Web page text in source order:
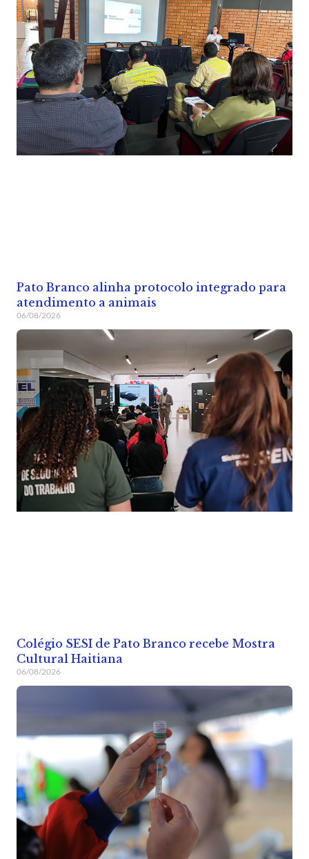
Pato Branco alinha protocolo integrado para
atendimento a animais
06/08/2026
Colégio SESI de Pato Branco recebe Mostra
Cultural Haitiana
06/08/2026